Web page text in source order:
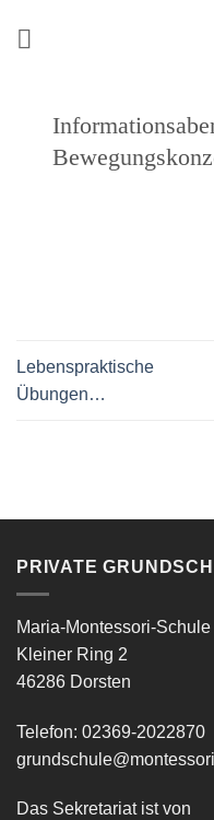
Lebenspraktische
Übungen…
PRIVATE
Maria-Montessori-Schule
Kleiner Ring 2
46286 Dorsten
Telefon: 02369-2022870
Das Sekretariat ist von